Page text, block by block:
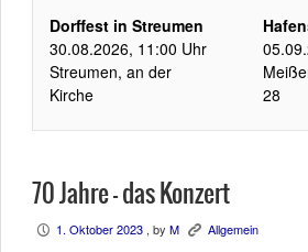
Dorffest in Streumen
30.08.2026, 11:00 Uhr
Streumen, an der
Kirche
28
70 Jahre – das Konzert
P 1. Oktober 2023 , by M K Allgemein